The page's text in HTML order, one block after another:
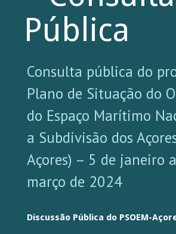
Pública
Consulta pública do
Plano de Situação do
do Espaço Marítimo
a Subdivisão dos
Açores) – 5 de janeiro
março de 2024
Discussão Pública do PSOEM-